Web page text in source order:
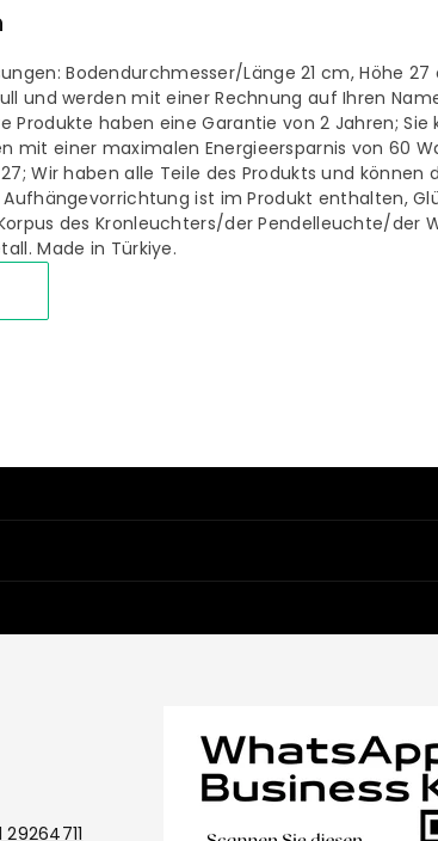
Bodendurchmesser/Länge 21 cm, Höhe 27
und werden mit einer Rechnung auf Ihren
Produkte haben eine Garantie von 2 Jahren; Sie
mit einer maximalen Energieersparnis von 60
27; Wir haben alle Teile des Produkts und können
ist im Produkt enthalten,
des Kronleuchters/der Pendelleuchte/der
Made in Türkiye.
29264711